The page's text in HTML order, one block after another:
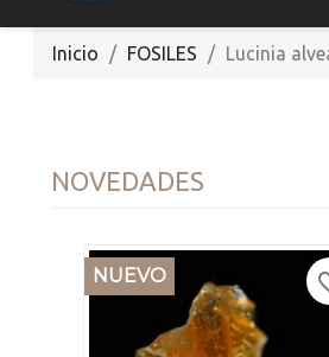
Inicio FOSILES Lucinia
NOVEDADES
NUEVO